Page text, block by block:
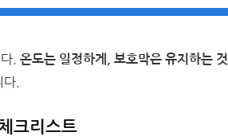
다.온도는 일정하게, 보호막은 유지하는 것
.
크리스트